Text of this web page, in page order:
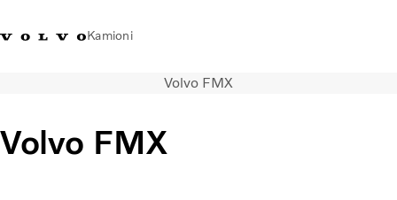
Kamioni
Prodavaonica Volvo Trucks
Volvo FMX
Volvo FMX